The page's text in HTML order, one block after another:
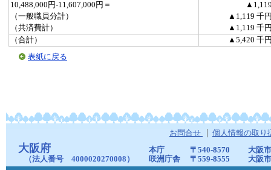
10,488,000円-11,607,000円＝
（一般職員分計）
▲1,119 千
（共済費計）
▲1,119 千
（合計）
▲5,420 千
表紙に戻る
お問合せ 個人情報の取り
大阪府
（法人番号 4000020270008）
本庁 〒540-8570
大阪
咲洲庁舎
〒559-8555
大阪